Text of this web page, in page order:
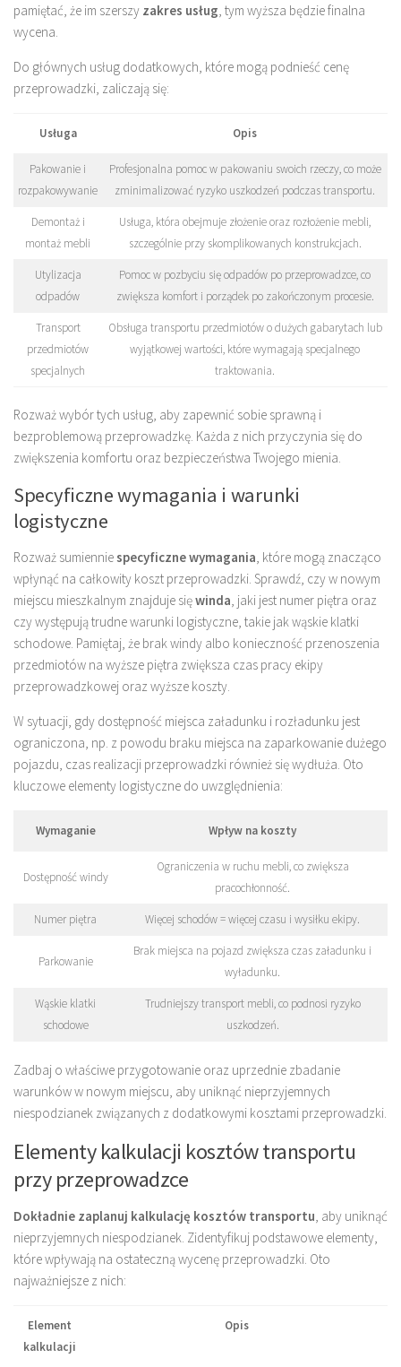
pamiętać, że im szerszy zakres usług , tym wyższa będzie finalna
wycena.
Do głównych usług dodatkowych, które mogą podnieść cenę
przeprowadzki, zaliczają się:
Usługa Opis
Pakowanie i
rozpakowywanie
Profesjonalna pomoc w pakowaniu swoich rzeczy, co może
zminimalizować ryzyko uszkodzeń podczas transportu.
Demontaż i
montaż mebli
Usługa, która obejmuje złożenie oraz rozłożenie mebli,
szczególnie przy skomplikowanych konstrukcjach.
Utylizacja
odpadów
Pomoc w pozbyciu się odpadów po przeprowadzce, co
zwiększa komfort i porządek po zakończonym procesie.
Transport
przedmiotów
specjalnych
Obsługa transportu przedmiotów o dużych gabarytach lub
wyjątkowej wartości, które wymagają specjalnego
traktowania.
Rozważ wybór tych usług, aby zapewnić sobie sprawną i
bezproblemową przeprowadzkę. Każda z nich przyczynia się do
zwiększenia komfortu oraz bezpieczeństwa Twojego mienia.
Specyficzne wymagania i warunki
logistyczne
Rozważ sumienniespecyficzne wymagania, które mogą znacząco
wpłynąć na całkowity koszt przeprowadzki. Sprawdź, czy w nowym
miejscu mieszkalnym znajduje sięwinda, jaki jest numer piętra oraz
czy występują trudne warunki logistyczne, takie jak wąskie klatki
schodowe. Pamiętaj, że brak windy albo konieczność przenoszenia
przedmiotów na wyższe piętra zwiększa czas pracy ekipy
przeprowadzkowej oraz wyższe koszty.
W sytuacji, gdy dostępność miejsca załadunku i rozładunku jest
ograniczona, np. z powodu braku miejsca na zaparkowanie dużego
pojazdu, czas realizacji przeprowadzki również się wydłuża. Oto
kluczowe elementy logistyczne do uwzględnienia:
Wymaganie Wpływ na koszty
Dostępność windy
Ograniczenia w ruchu mebli, co zwiększa
pracochłonność.
Numer piętra Więcej schodów = więcej czasu i wysiłku ekipy.
Parkowanie
Brak miejsca na pojazd zwiększa czas załadunku i
wyładunku.
Wąskie klatki
schodowe
Trudniejszy transport mebli, co podnosi ryzyko
uszkodzeń.
Zadbaj o właściwe przygotowanie oraz uprzednie zbadanie
warunków w nowym miejscu, aby uniknąć nieprzyjemnych
niespodzianek związanych z dodatkowymi kosztami przeprowadzki.
Elementy kalkulacji kosztów transportu
przy przeprowadzce
Dokładnie zaplanuj kalkulację kosztów transportu, aby uniknąć
nieprzyjemnych niespodzianek. Zidentyfikuj podstawowe elementy,
które wpływają na ostateczną wycenę przeprowadzki. Oto
najważniejsze z nich:
Element
kalkulacji
Opis